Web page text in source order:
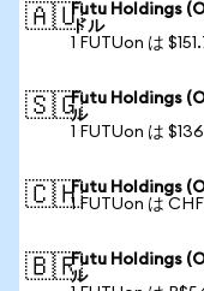
🇦🇺Futu Holdings
ドル
1 FUTUon は
🇸🇬Futu Holdings
ル
1 FUTUon は
🇨🇭Futu Holdings
1 FUTUon は
🇧🇷Futu Holdings
ル